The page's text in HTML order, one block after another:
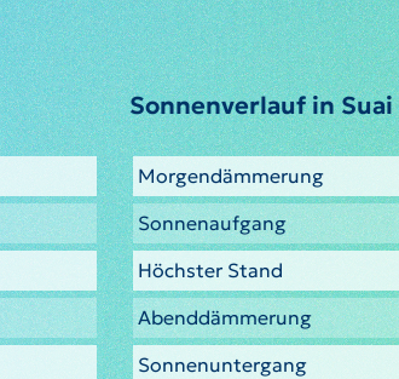
Sonnenverlauf in Suai
Morgendämmerung
Sonnenaufgang
Höchster Stand
Abenddämmerung
Sonnenuntergang